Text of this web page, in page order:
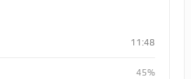
11:48
45%